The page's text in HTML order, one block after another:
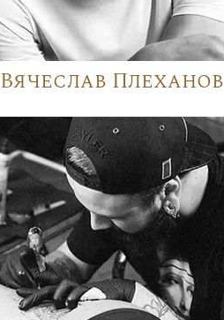
Вячеслав Плеханов